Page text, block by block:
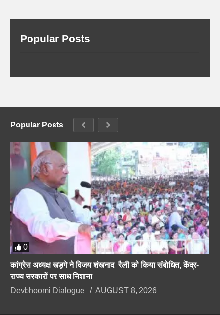
Popular Posts
Popular Posts
0
कांग्रेस अध्यक्ष खड़गे ने विजय शंखनाद रैली को किया संबोधित, केंद्र-
राज्य सरकारों पर साध निशाना
Devbhoomi Dialogue
AUGUST 8, 2026